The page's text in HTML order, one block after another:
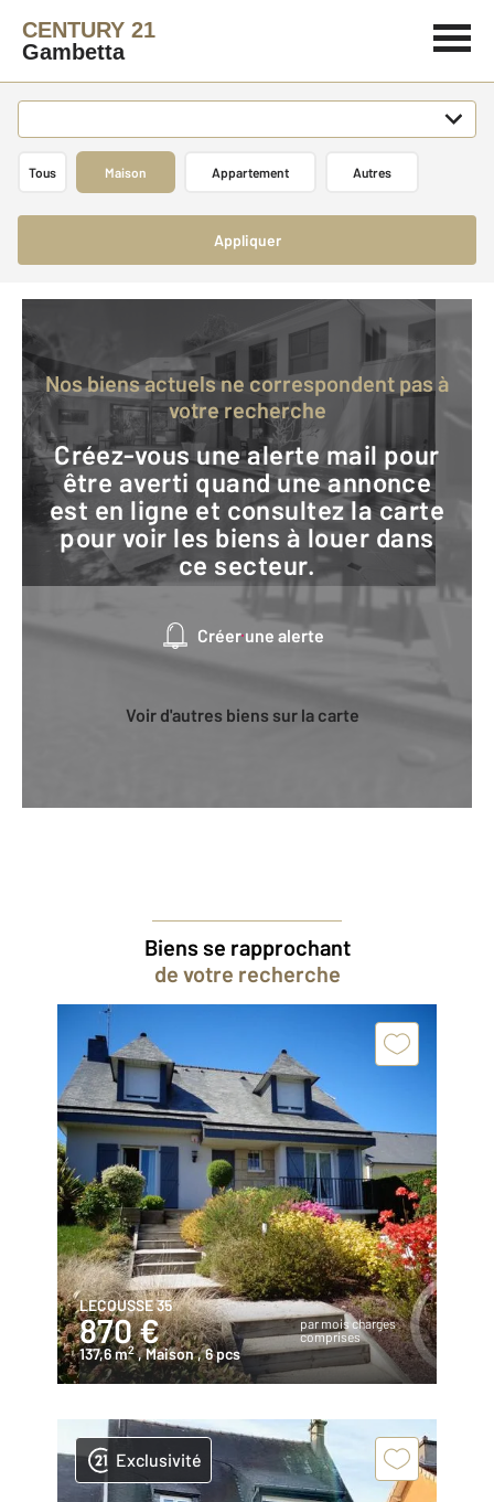
CENTURY 21
Gambetta
Tous Maison Appartement Autres
Appliquer
Nos biens actuels ne correspondent pas à
votre recherche
Créez-vous une alerte mail pour
être averti quand une annonce
est en ligne et consultez la carte
pour voir les biens à louer dans
ce secteur.
Créer une alerte
Voir d'autres biens sur la carte
Biens se rapprochant
de votre recherche
LECOUSSE 35
870 €
par mois charges
comprises
137,6 m2 , Maison, 6 pcs
Exclusivité